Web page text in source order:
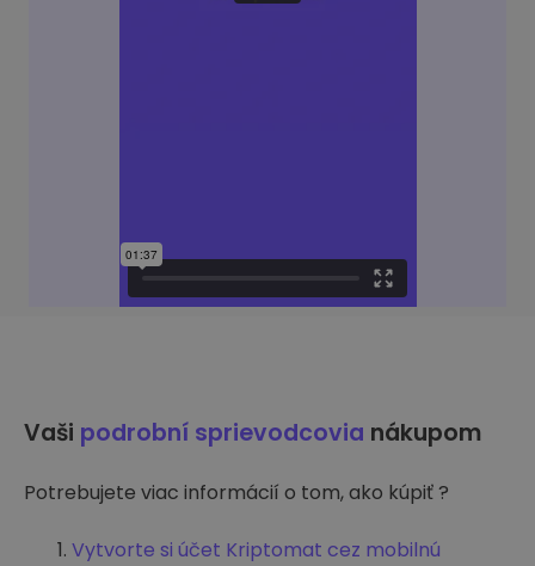
Vaši podrobní sprievodcovia nákupom
Potrebujete viac informácií o tom, ako kúpiť ?
Vytvorte si účet Kriptomat cez mobilnú